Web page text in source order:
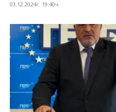
03.12.2024г. 19:40ч.